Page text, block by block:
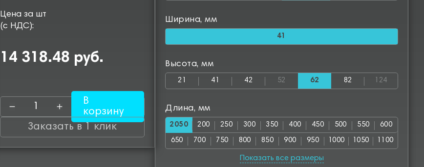
Цена за шт
(с НДС):
14 318.48 руб.
В
корзину
Заказать в 1 клик
Ширина, мм
41
Высота, мм
21 41 42 52 62 82 124
Длина, мм
2050 200 250 300 350 400 450 500 550 600
650 700 750 800 850 900 950 1000 1050 1100
1300 1350 1400
Показать все размеры